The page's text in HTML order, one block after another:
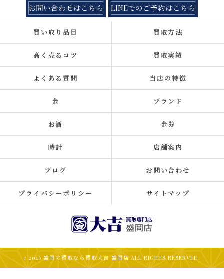
お問い合わせはこちら LINEでのご予約はこちら
買い取り品目 買取方法
高く売るコツ 買取実績
よくある質問 当店の特徴
金 ブランド
お酒 金券
時計 店舗案内
ブログ お問い合わせ
プライバシーポリシー サイトマップ
c 2026 盛岡の買取なら買取大吉 盛岡店 ALL RIGHTS RESERVED.